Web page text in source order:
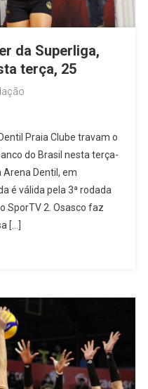
da Superliga,
terça, 25
Praia Clube travam o
do Brasil nesta terça-
Dentil, em
é válida pela 3ª rodada
SporTV 2. Osasco faz
[…]